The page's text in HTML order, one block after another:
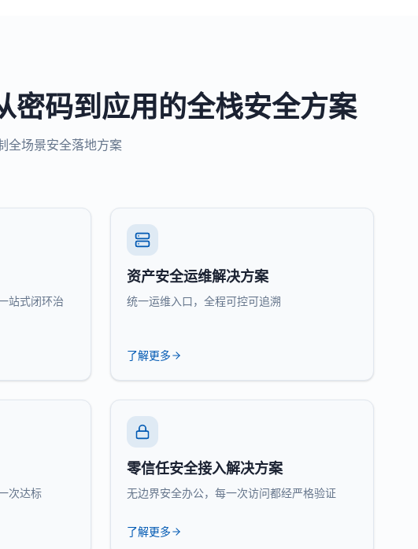
密码到应用的全栈安全方案
全场景安全落地方案
站式闭环治
资产安全运维解决方案
统一运维入口，全程可控可追溯
了解更多
次达标
零信任安全接入解决方案
无边界安全办公，每一次访问都经严格验证
了解更多